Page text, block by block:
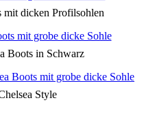
mit dicken Profilsohlen
Boots in Schwarz
Style